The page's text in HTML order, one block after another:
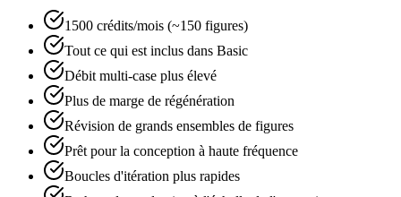
1500 crédits/mois (~150 figures)
Tout ce qui est inclus dans Basic
Débit multi-case plus élevé
Plus de marge de régénération
Révision de grands ensembles de figures
Prêt pour la conception à haute fréquence
Boucles d'itération plus rapides